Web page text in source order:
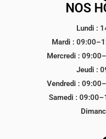
NOS
Lundi :
Mardi :
Mercredi :
Jeudi :
Vendredi :
Samedi :